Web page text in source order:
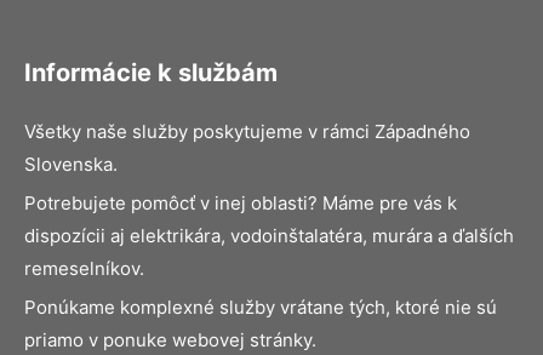
Informácie k službám
Všetky naše služby poskytujeme v rámci Západného
Slovenska.
Potrebujete pomôcť v inej oblasti? Máme pre vás k
dispozícii aj elektrikára, vodoinštalatéra, murára a ďalších
remeselníkov.
Ponúkame komplexné služby vrátane tých, ktoré nie sú
priamo v ponuke webovej stránky.